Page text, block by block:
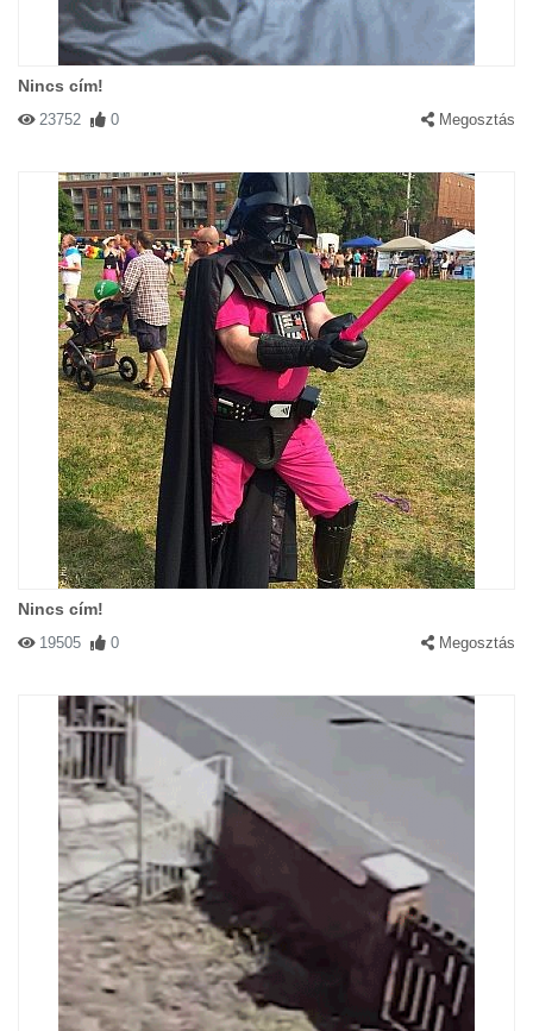
Nincs cím!
23752 0 Megosztás
Nincs cím!
19505 0 Megosztás